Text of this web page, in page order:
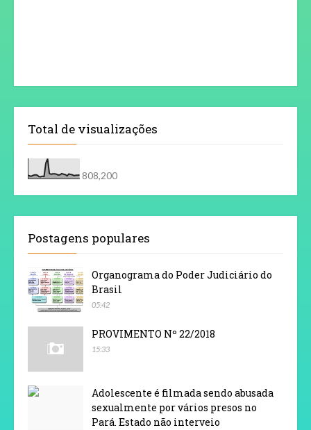
Total de visualizações
808,200
Postagens populares
Organograma do Poder Judiciário do
Brasil
05:42
PROVIMENTO Nº 22/2018
15:33
Adolescente é filmada sendo abusada
sexualmente por vários presos no
Pará. Estado não interveio